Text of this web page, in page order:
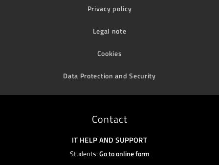
Privacy policy
Legal note
Cookies
Data Protection and Security
Contact
IT HELP AND SUPPORT
Students:Go to online form